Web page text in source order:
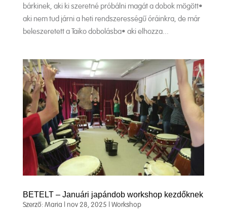
bárkinek, aki ki szeretné próbálni magát a dobok mögött•
aki nem tud járni a heti rendszerességű óráinkra, de már
beleszeretett a Taiko dobolásba• aki elhozza...
BETELT – Januári japándob workshop kezdőknek
Szerző: Maria nov 28, 2025 Workshop